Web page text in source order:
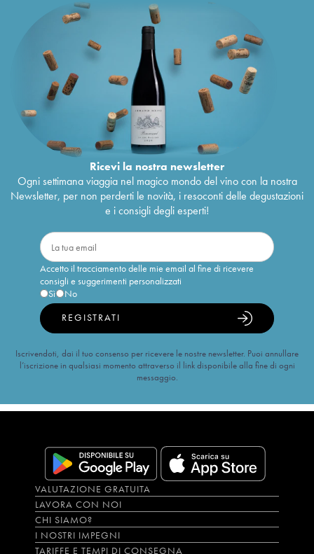
Ricevi la nostra newsletter
Ogni settimana viaggia nel magico mondo del vino con la nostra
Newsletter, per non perderti le novità, i resoconti delle degustazioni
e i consigli degli esperti!
Accetto il tracciamento delle mie email al fine di ricevere
consigli e suggerimenti personalizzati
Sì
No
REGISTRATI
Iscrivendoti, dai il tuo consenso per ricevere le nostre newsletter. Puoi annullare
l’iscrizione in qualsiasi momento attraverso il link disponibile alla fine di ogni
messaggio.
VALUTAZIONE GRATUITA
LAVORA CON NOI
CHI SIAMO?
I NOSTRI IMPEGNI
TARIFFE E TEMPI DI CONSEGNA